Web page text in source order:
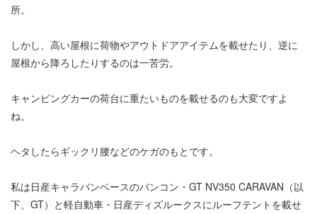
所。
しかし、高い屋根に荷物やアウトドアアイテムを載せたり、逆に
屋根から降ろしたりするのは一苦労。
キャンピングカーの荷台に重たいものを載せるのも大変ですよ
ね。
ヘタしたらギックリ腰などのケガのもとです。
私は日産キャラバンベースのバンコン・GT NV350 CARAVAN（以
下、GT）と軽自動車・日産ディズルークスにルーフテントを載せ